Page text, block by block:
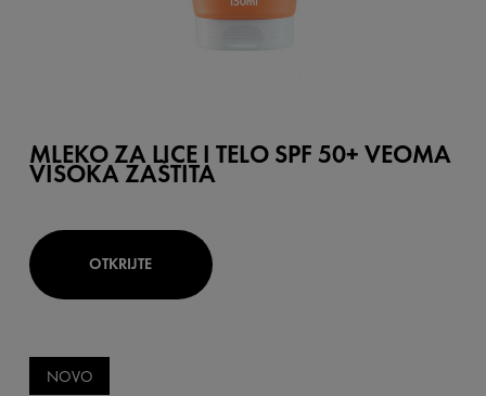
MLEKO ZA LICE I TELO SPF 50+ VEOMA
VISOKA ZAŠTITA
OTKRIJTE
NOVO